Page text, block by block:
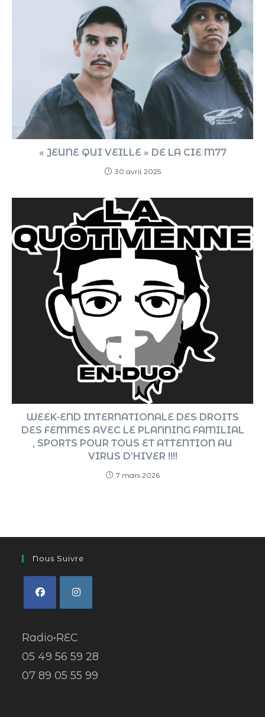
« JEUNE QUI VEILLE » DE LA CIE M77
30 avril 2025
WEEK-END INTERNATIONALE DES DROITS
DES FEMMES AVEC LE PLANNING FAMILIAL
, SPORTS POUR TOUS ET ATTENTION AU
VIRUS D’HIVER !!!!
7 mars 2026
Nous Suivre
Radio•REC
05 49 56 59 28
07 89 05 55 99